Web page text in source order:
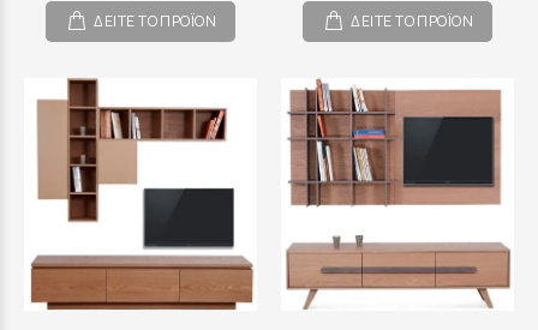
ΔΕΙΤΕ ΤΟ ΠΡΟΪΟΝ ΔΕΙΤΕ ΤΟ ΠΡΟΪΟΝ